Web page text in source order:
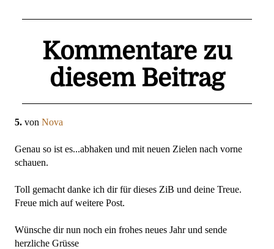
Kommentare zu
diesem Beitrag
5. von Nova
Genau so ist es...abhaken und mit neuen Zielen nach vorne
schauen.
Toll gemacht danke ich dir für dieses ZiB und deine Treue.
Freue mich auf weitere Post.
Wünsche dir nun noch ein frohes neues Jahr und sende
herzliche Grüsse